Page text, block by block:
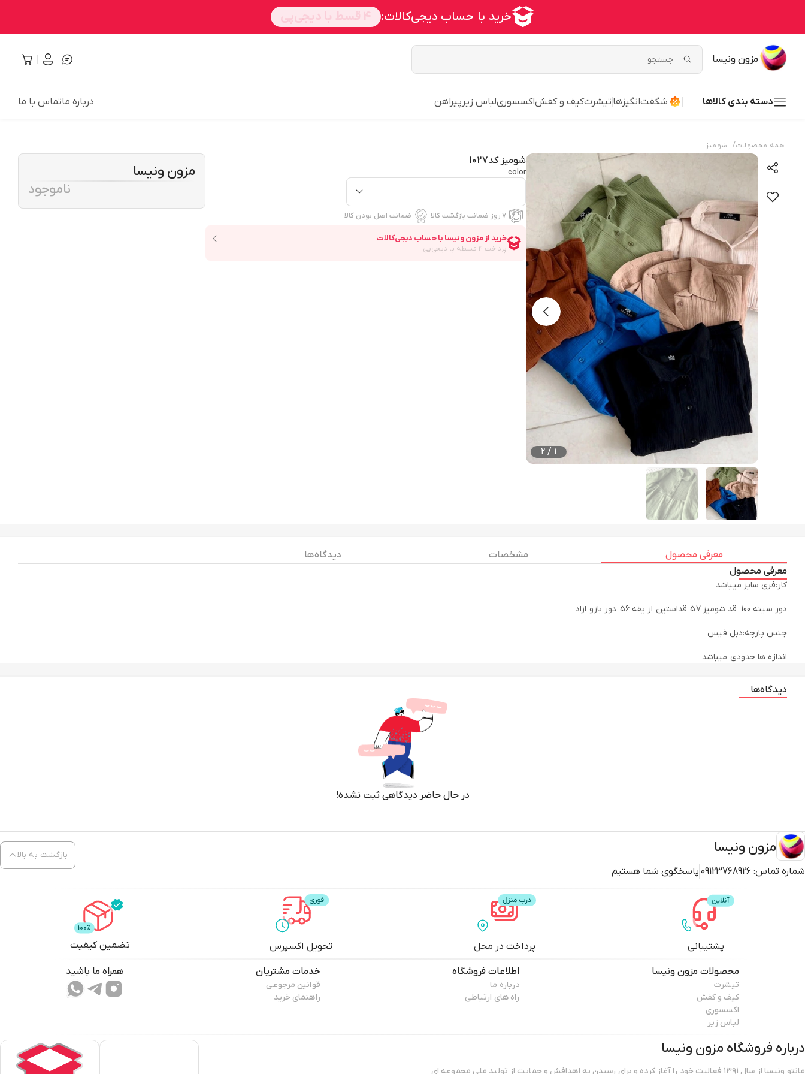
مزون ونیسا
دسته بندی کالاها شگفت‌انگیزها تیشرتکیف و کفشاکسسوریلباس زیر پیراهن درباره ماتماس با ما
همه محصولات/ شومیز
1
/
2
شومیز کد1027
color
۷ روز ضمانت بازگشت کالا ضمانت اصل بودن کالا
مزون ونیسا
ناموجود
معرفی محصول مشخصات
دیدگاه ها
معرفی محصول
دور سینه 100 قد شومیز 57 قداستین از یقه 56 دور بازو ازاد
اندازه ها حدودی میباشد
دیدگاه‌ها
در حال حاضر دیدگاهی ثبت نشده!
مزون ونیسا
شماره تماس: 09123768926 پاسخگوی شما هستیم
بازگشت به بالا
پشتیبانی پرداخت در محل تحویل اکسپرس تضمین کیفیت
محصولاتمزون ونیسا
تیشرت
کیف و کفش
اکسسوری
لباس زیر
اطلاعات فروشگاه
درباره ما
راه های ارتباطی
خدمات مشتریان
قوانین مرجوعی
راهنمای خرید
همراه ما باشید
درباره فروشگاه مزون ونیسا
مانتو ونیسا از سال ۱۳۹۱ فعالیت خود را آغاز کرده و برای رسیدن به اهدافش و حمایت از تولید ملی مجموعه ای